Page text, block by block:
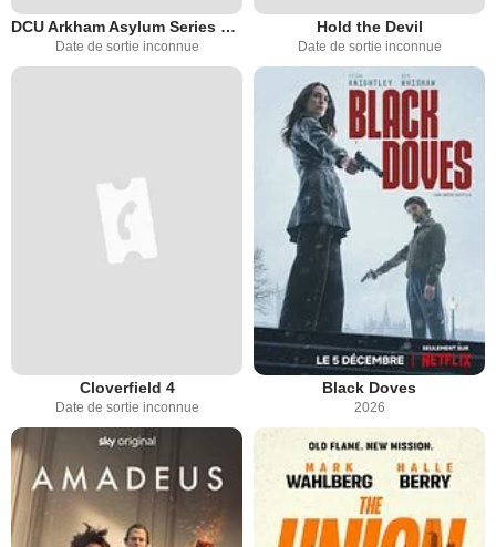
DCU Arkham Asylum Series by Matt Reeves
Date de sortie inconnue
Hold the Devil
Date de sortie inconnue
Cloverfield 4
Date de sortie inconnue
Black Doves
2026